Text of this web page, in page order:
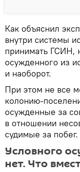
Как объяснил
внутри системы
принимать ГСИН,
осужденного из
и наоборот.
При этом не все
колонию-
осужденные за
в отношении
судимые за побег.
Условного
нет. Что